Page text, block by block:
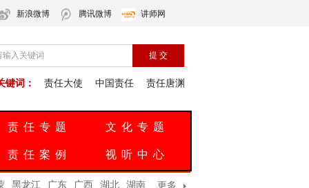
新浪微博 腾讯微博 讲师网
键词： 责任大使 中国责任 责任唐渊
责任专题 文化专题
责任案例 视听中心
黑龙江 广东 广西 湖北 湖南 更多